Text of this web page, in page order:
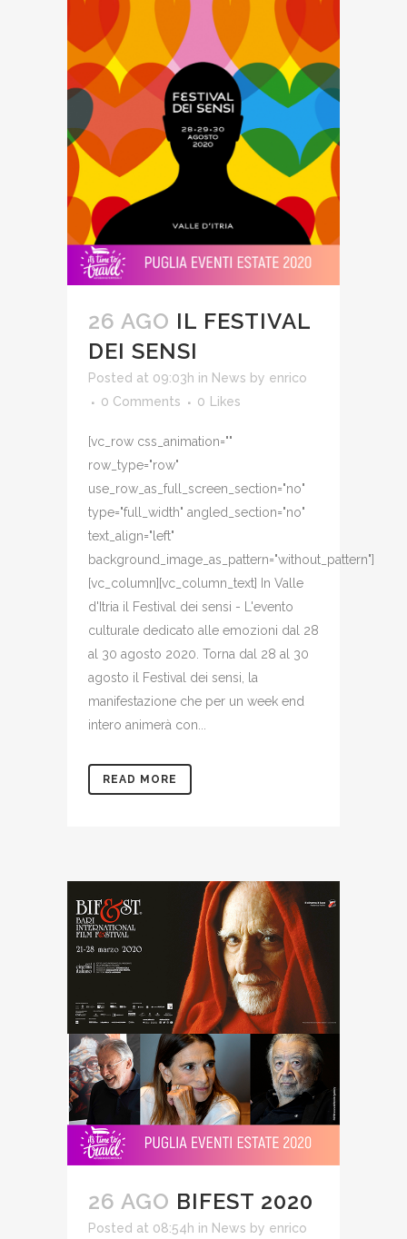
26 AGO IL FESTIVAL
DEI SENSI
Posted at 09:03h in News by enrico
0 Comments
0 Likes
[vc_row css_animation=""
row_type="row"
use_row_as_full_screen_section="no"
type="full_width" angled_section="no"
text_align="left"
background_image_as_pattern="without_pattern"]
[vc_column][vc_column_text] In Valle
d'Itria il Festival dei sensi - L'evento
culturale dedicato alle emozioni dal 28
al 30 agosto 2020. Torna dal 28 al 30
agosto il Festival dei sensi, la
manifestazione che per un week end
intero animerà con...
READ MORE
26 AGO BIFEST 2020
Posted at 08:54h in News by enrico